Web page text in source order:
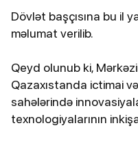
Dövlət başçısına bu il
məlumat verilib.
Qeyd olunub ki,
Qazaxıstanda ictimai
sahələrində
texnologiyalarının